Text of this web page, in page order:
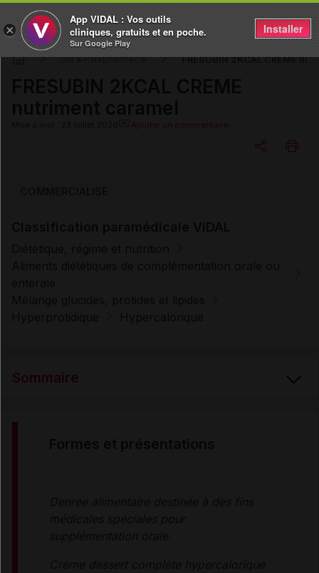
DM & Parapharmacie FRESUBIN 2KCAL CREME
Ajouter un commentaire
Sommaire
×
App VIDAL : Vos outils
cliniques, gratuits et en poche.
Sur Google Play
Installer